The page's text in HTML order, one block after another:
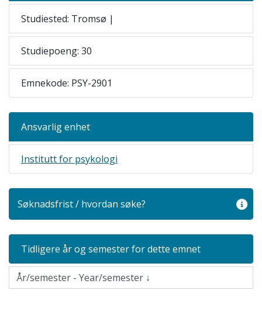
Studiested: Tromsø |
Studiepoeng: 30
Emnekode: PSY-2901
Ansvarlig enhet
Institutt for psykologi
Søknadsfrist / hvordan søke?
Tidligere år og semester for dette emnet